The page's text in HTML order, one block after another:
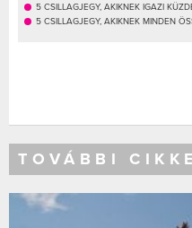
5 CSILLAGJEGY, AKIKNEK IGAZI
5 CSILLAGJEGY, AKIKNEK MINDEN
TOVÁBBI